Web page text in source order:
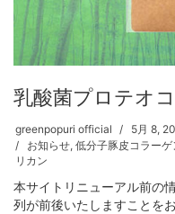
乳酸菌プロテオ
greenpopuri official
5月 8,
お知らせ, 低分子豚皮コラーゲ
リカン
本サイトリニューアル前の
列が前後いたしますことを